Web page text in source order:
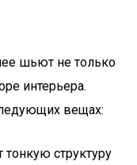
шьют не только
интерьера.
вещах:
структуру